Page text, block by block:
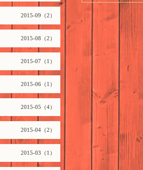
2015-09（2）
2015-08（2）
2015-07（1）
2015-06（1）
2015-05（4）
2015-04（2）
2015-03（1）